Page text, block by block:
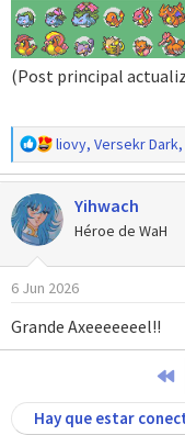
(Post principal
R
e
a
c
c
o
n
s
:
liovy, Versekr Dark,
Yihwach
Héroe de WaH
6 Jun 2026
Grande Axeeeeeeel!!
Hay que estar